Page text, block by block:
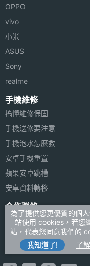
5G NR
頻段
5G組網
方式
4G FDD
LTE
4G
TDD
LTE
4G LTE Yes
OPPO
vivo
小米
ASUS
Sony
realme
手機維修
搞懂維修保固
手機送修要注意
手機泡水怎麼救
安卓手機重置
蘋果安卓跳槽
安卓資料轉移
合作聯絡
廣告刊登
加入商店報價
新聞聯絡
為了提供您更優質的個
站使用 cookies，若您
站，代表您同意我們的
我知道了!
了